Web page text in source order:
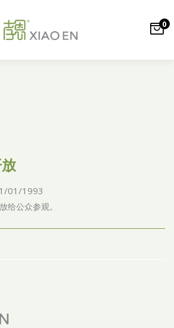
0
01/1993
给公众参观。